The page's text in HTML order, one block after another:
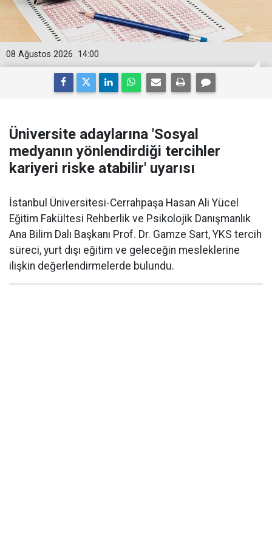
14:00
08 Ağustos 2026
Üniversite adaylarına 'Sosyal
medyanın yönlendirdiği tercihler
kariyeri riske atabilir' uyarısı
İstanbul Üniversitesi-Cerrahpaşa Hasan Ali Yücel
Eğitim Fakültesi Rehberlik ve Psikolojik Danışmanlık
Ana Bilim Dalı Başkanı Prof. Dr. Gamze Sart, YKS tercih
süreci, yurt dışı eğitim ve geleceğin mesleklerine
ilişkin değerlendirmelerde bulundu.